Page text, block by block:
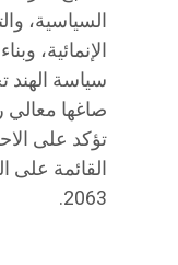
السياسية،
الإنمائية،
سياسة الهند
صاغها معالي
تؤكد على
القائمة على
2063.